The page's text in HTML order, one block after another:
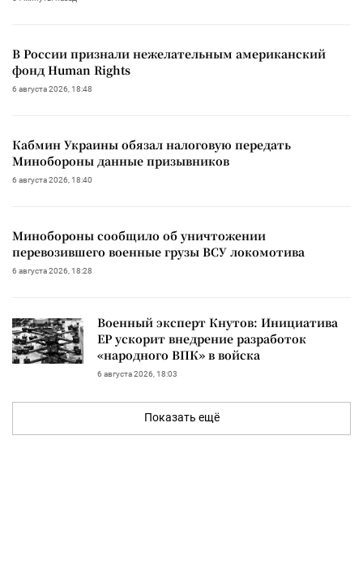
В России признали нежелательным американский
фонд Human Rights
6 августа 2026, 18:48
Кабмин Украины обязал налоговую передать
Минобороны данные призывников
6 августа 2026, 18:40
Минобороны сообщило об уничтожении
перевозившего военные грузы ВСУ локомотива
6 августа 2026, 18:28
Военный эксперт Кнутов: Инициатива
ЕР ускорит внедрение разработок
«народного ВПК» в войска
6 августа 2026, 18:03
Показать ещё